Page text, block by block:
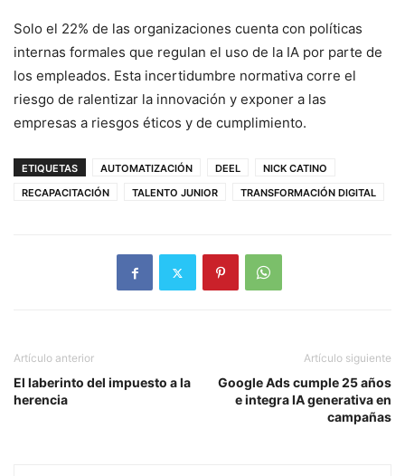
Solo el 22% de las organizaciones cuenta con políticas
internas formales que regulan el uso de la IA por parte de
los empleados. Esta incertidumbre normativa corre el
riesgo de ralentizar la innovación y exponer a las
empresas a riesgos éticos y de cumplimiento.
ETIQUETAS AUTOMATIZACIÓN DEEL
NICK CATINO
RECAPACITACIÓN
TALENTO JUNIOR TRANSFORMACIÓN DIGITAL
Artículo anterior
El laberinto del impuesto a la
herencia
Artículo siguiente
Google Ads cumple 25 años
e integra IA generativa en
campañas